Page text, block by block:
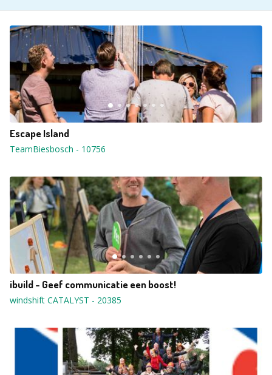
Escape Island
TeamBiesbosch - 10756
ibuild - Geef communicatie een boost!
windshift CATALYST - 20385